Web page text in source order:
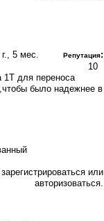
г., 5 мес.
Репутация:
10
1Т для переноса
было надежнее в
или
авторизоваться.